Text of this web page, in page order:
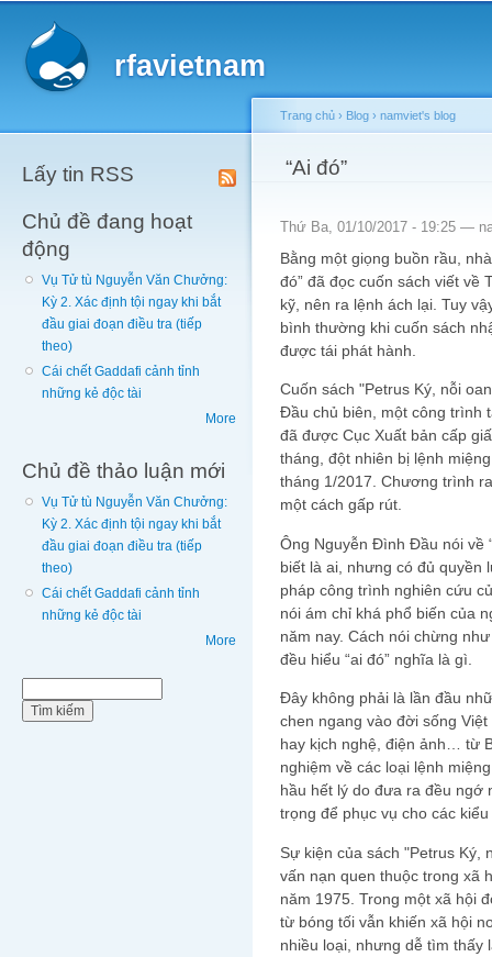
rfavietnam
Lấy tin RSS
Chủ đề đang hoạt
động
Vụ Tử tù Nguyễn Văn Chưởng:
Kỳ 2. Xác định tội ngay khi bắt
đầu giai đoạn điều tra (tiếp
theo)
Cái chết Gaddafi cảnh tỉnh
những kẻ độc tài
More
Chủ đề thảo luận mới
Vụ Tử tù Nguyễn Văn Chưởng:
Kỳ 2. Xác định tội ngay khi bắt
đầu giai đoạn điều tra (tiếp
theo)
Cái chết Gaddafi cảnh tỉnh
những kẻ độc tài
More
You are here
Trang chủ › Blog › namviet's blog
“Ai đó”
Thứ Ba, 01/10/2017 - 19:25 —
Bằng một giọng buồn rầu,
đó” đã đọc cuốn sách viết về
kỹ, nên ra lệnh ách lại. Tuy
bình thường khi cuốn sách
được tái phát hành.
Cuốn sách "Petrus Ký, nỗi
Đầu chủ biên, một công trình
đã được Cục Xuất bản cấp
tháng, đột nhiên bị lệnh
tháng 1/2017. Chương trình
một cách gấp rút.
Ông Nguyễn Đình Đầu nói về
biết là ai, nhưng có đủ
pháp công trình nghiên cứu
nói ám chỉ khá phổ biến của
năm nay. Cách nói chừng
đều hiểu “ai đó” nghĩa là gì.
Đây không phải là lần đầu
chen ngang vào đời sống
hay kịch nghệ, điện ảnh… từ
nghiệm về các loại lệnh
hầu hết lý do đưa ra đều ngớ
trọng để phục vụ cho các
Sự kiện của sách "Petrus Ký,
vấn nạn quen thuộc trong xã
năm 1975. Trong một xã hội
từ bóng tối vẫn khiến xã hội
nhiều loại, nhưng dễ tìm